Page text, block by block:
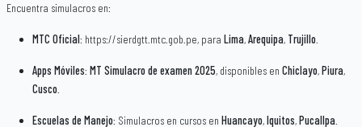
Encuentra simulacros en:
MTC Oficial: https://sierdgtt.mtc.gob.pe, para Lima,Arequipa, Trujillo
Apps Móviles: MT Simulacro de examen 2025, disponibles en Chiclayo,Piura,
Cusco
Escuelas de Manejo: Simulacros en cursos en Huancayo,Iquitos,Pucallpa